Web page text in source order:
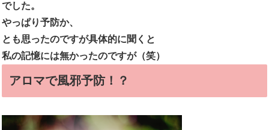
でした。
やっぱり予防か、
とも思ったのですが具体的に聞くと
私の記憶には無かったのですが（笑）
アロマで風邪予防！？